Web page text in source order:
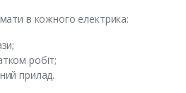
в кожного електрика:
робіт;
прилад.